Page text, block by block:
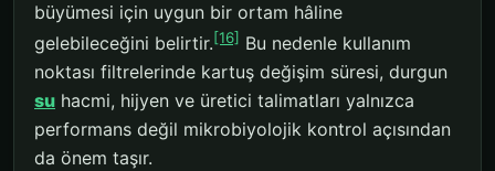
büyümesi için uygun bir ortam hâline
gelebileceğini belirtir.[16] Bu nedenle kullanım
noktası filtrelerinde kartuş değişim süresi, durgun
su hacmi, hijyen ve üretici talimatları yalnızca
performans değil mikrobiyolojik kontrol açısından
da önem taşır.